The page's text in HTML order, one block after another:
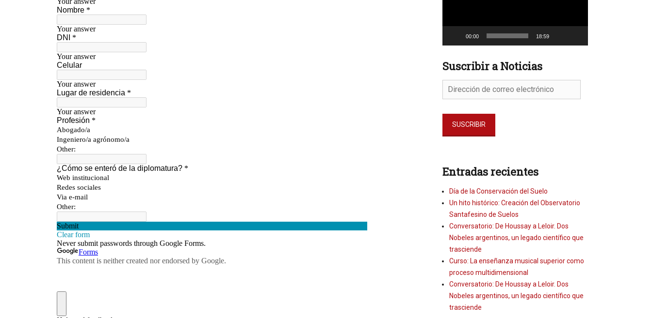
00:00 18:59
Suscribir a Noticias
Dirección
electrónico
SUSCRIBIR
Entradas recientes
Día de la Conservación del Suelo
Un hito histórico: Creación del Observatorio
Santafesino de Suelos
Conversatorio: De Houssay a Leloir. Dos
Nobeles argentinos, un legado científico que
trasciende
Curso: La enseñanza musical superior como
proceso multidimensional
Conversatorio: De Houssay a Leloir. Dos
Nobeles argentinos, un legado científico que
trasciende